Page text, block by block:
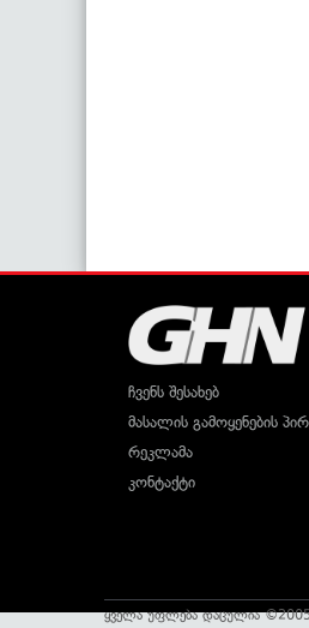
ჩვენს შესახებ
მასალის გამოყენების
რეკლამა
კონტაქტი
ყველა უფლება დაცულია